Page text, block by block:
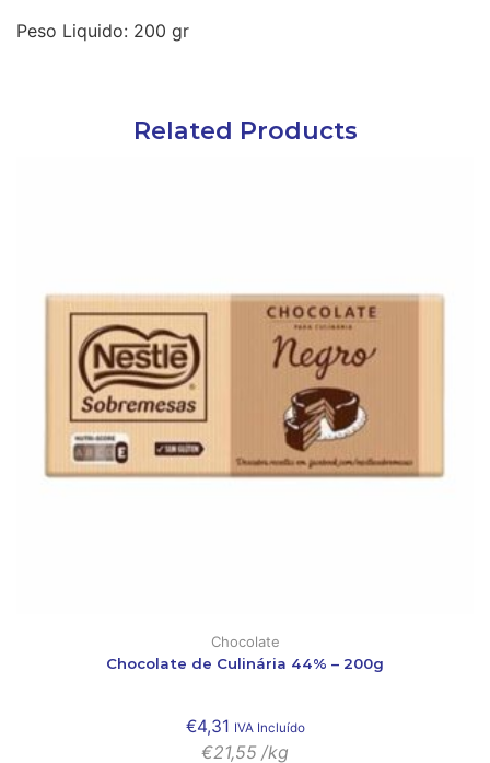
Peso Liquido: 200 gr
Related Products
Chocolate
Chocolate de Culinária 44% – 200g
€4,31 IVA Incluído
€21,55 /kg